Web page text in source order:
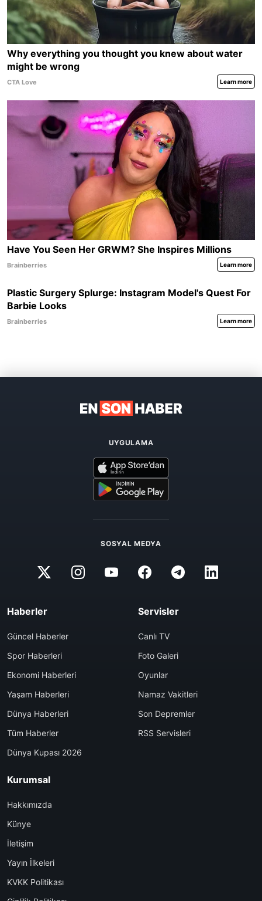
UYGULAMA
SOSYAL MEDYA
Haberler
Güncel Haberler
Spor Haberleri
Ekonomi Haberleri
Yaşam Haberleri
Dünya Haberleri
Tüm Haberler
Dünya Kupası 2026
Servisler
Canlı TV
Foto Galeri
Oyunlar
Namaz Vakitleri
Son Depremler
RSS Servisleri
Kurumsal
Hakkımızda
Künye
İletişim
Yayın İlkeleri
KVKK Politikası